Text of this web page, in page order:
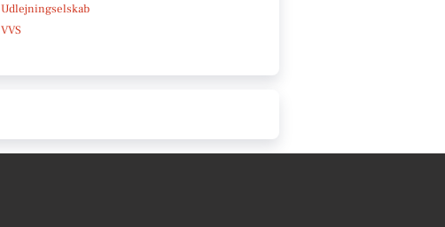
Udlejningselskab
VVS